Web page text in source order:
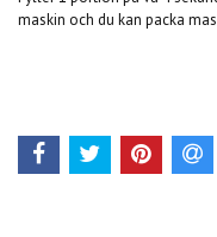
maskin och du kan packa